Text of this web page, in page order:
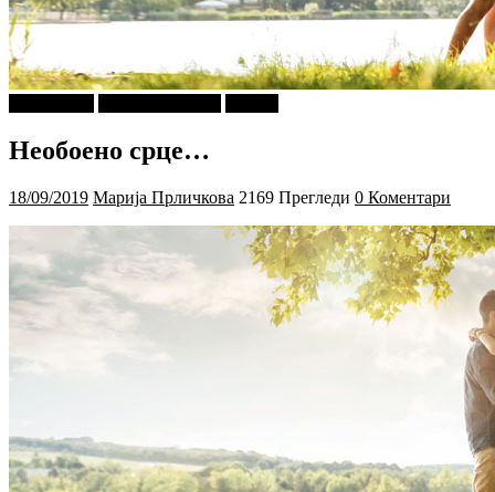
Необоено срце…
18/09/2019 Марија Прличкова 2169 Прегледи 0 Коментари